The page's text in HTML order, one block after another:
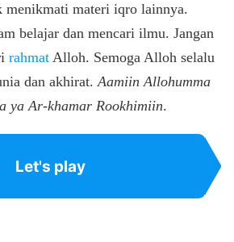
menikmati materi iqro lainnya.
belajar dan mencari ilmu. Jangan
rahmat Alloh. Semoga Alloh selalu
dan akhirat.Aamiin Allohumma
ya Ar-khamar Rookhimiin.
Let's play